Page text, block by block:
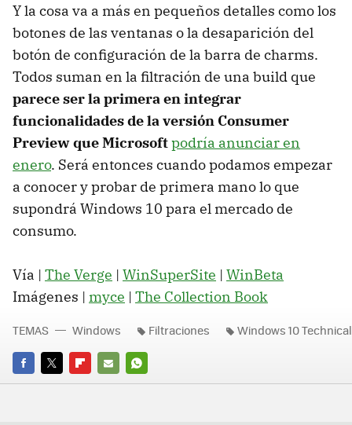
Y la cosa va a más en pequeños detalles como los
botones de las ventanas o la desaparición del
botón de configuración de la barra de charms.
Todos suman en la filtración de una build que
parece ser la primera en integrar
funcionalidades de la versión Consumer
Preview que Microsoftpodría anunciar en
enero. Será entonces cuando podamos empezar
a conocer y probar de primera mano lo que
supondrá Windows 10 para el mercado de
consumo.
Vía | The Verge | WinSuperSite | WinBeta
Imágenes | myce | The Collection Book
FACEBOOK
TWITTERFLIPBOARD
E-
WHATSAPP
TEMAS Windows Filtraciones Windows 10